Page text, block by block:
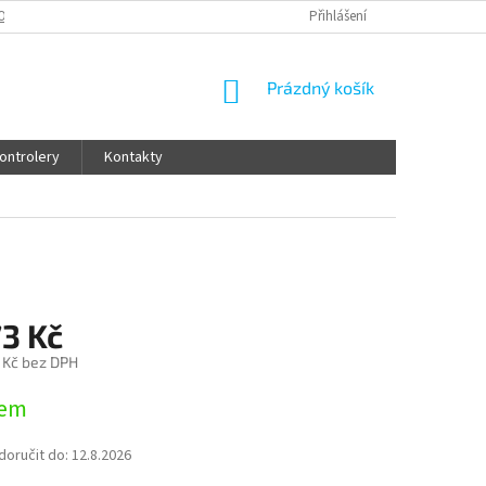
OBCHODU OCHRANA OSOBNÍCH
Přihlášení
NÁKUPNÍ
Prázdný košík
Kontakty
Kč
bez DPH
do: 12.8.2026